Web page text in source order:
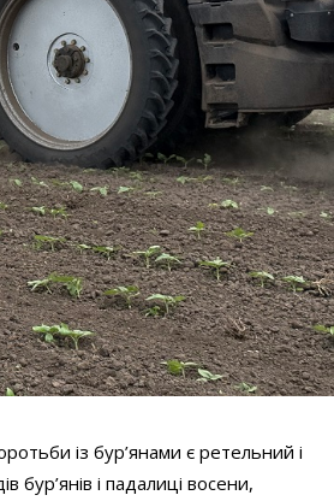
із бур’янами є ретельний і
бур’янів і падалиці восени,